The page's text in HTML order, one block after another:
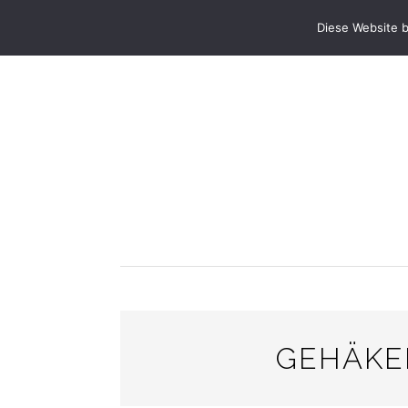
ANLÄSSE & FESTEDiese Website